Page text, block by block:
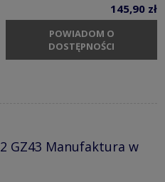
145,90 zł
POWIADOM O
DOSTĘPNOŚCI
GZ43 Manufaktura w